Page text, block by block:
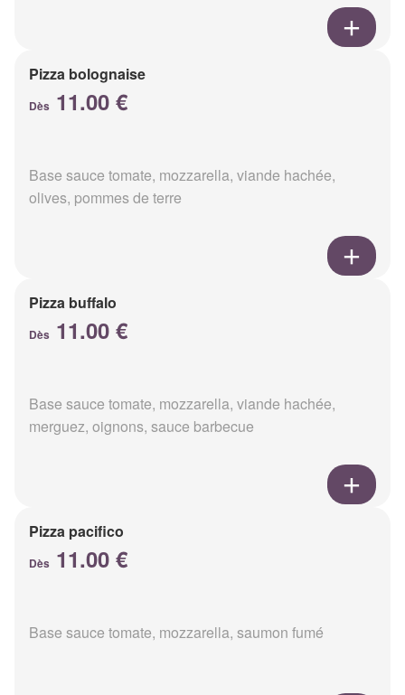
Pizza bolognaise
Dès 11.00 €
Base sauce tomate, mozzarella, viande hachée,
olives, pommes de terre
Pizza buffalo
Dès 11.00 €
Base sauce tomate, mozzarella, viande hachée,
merguez, oignons, sauce barbecue
Pizza pacifico
Dès 11.00 €
Base sauce tomate, mozzarella, saumon fumé